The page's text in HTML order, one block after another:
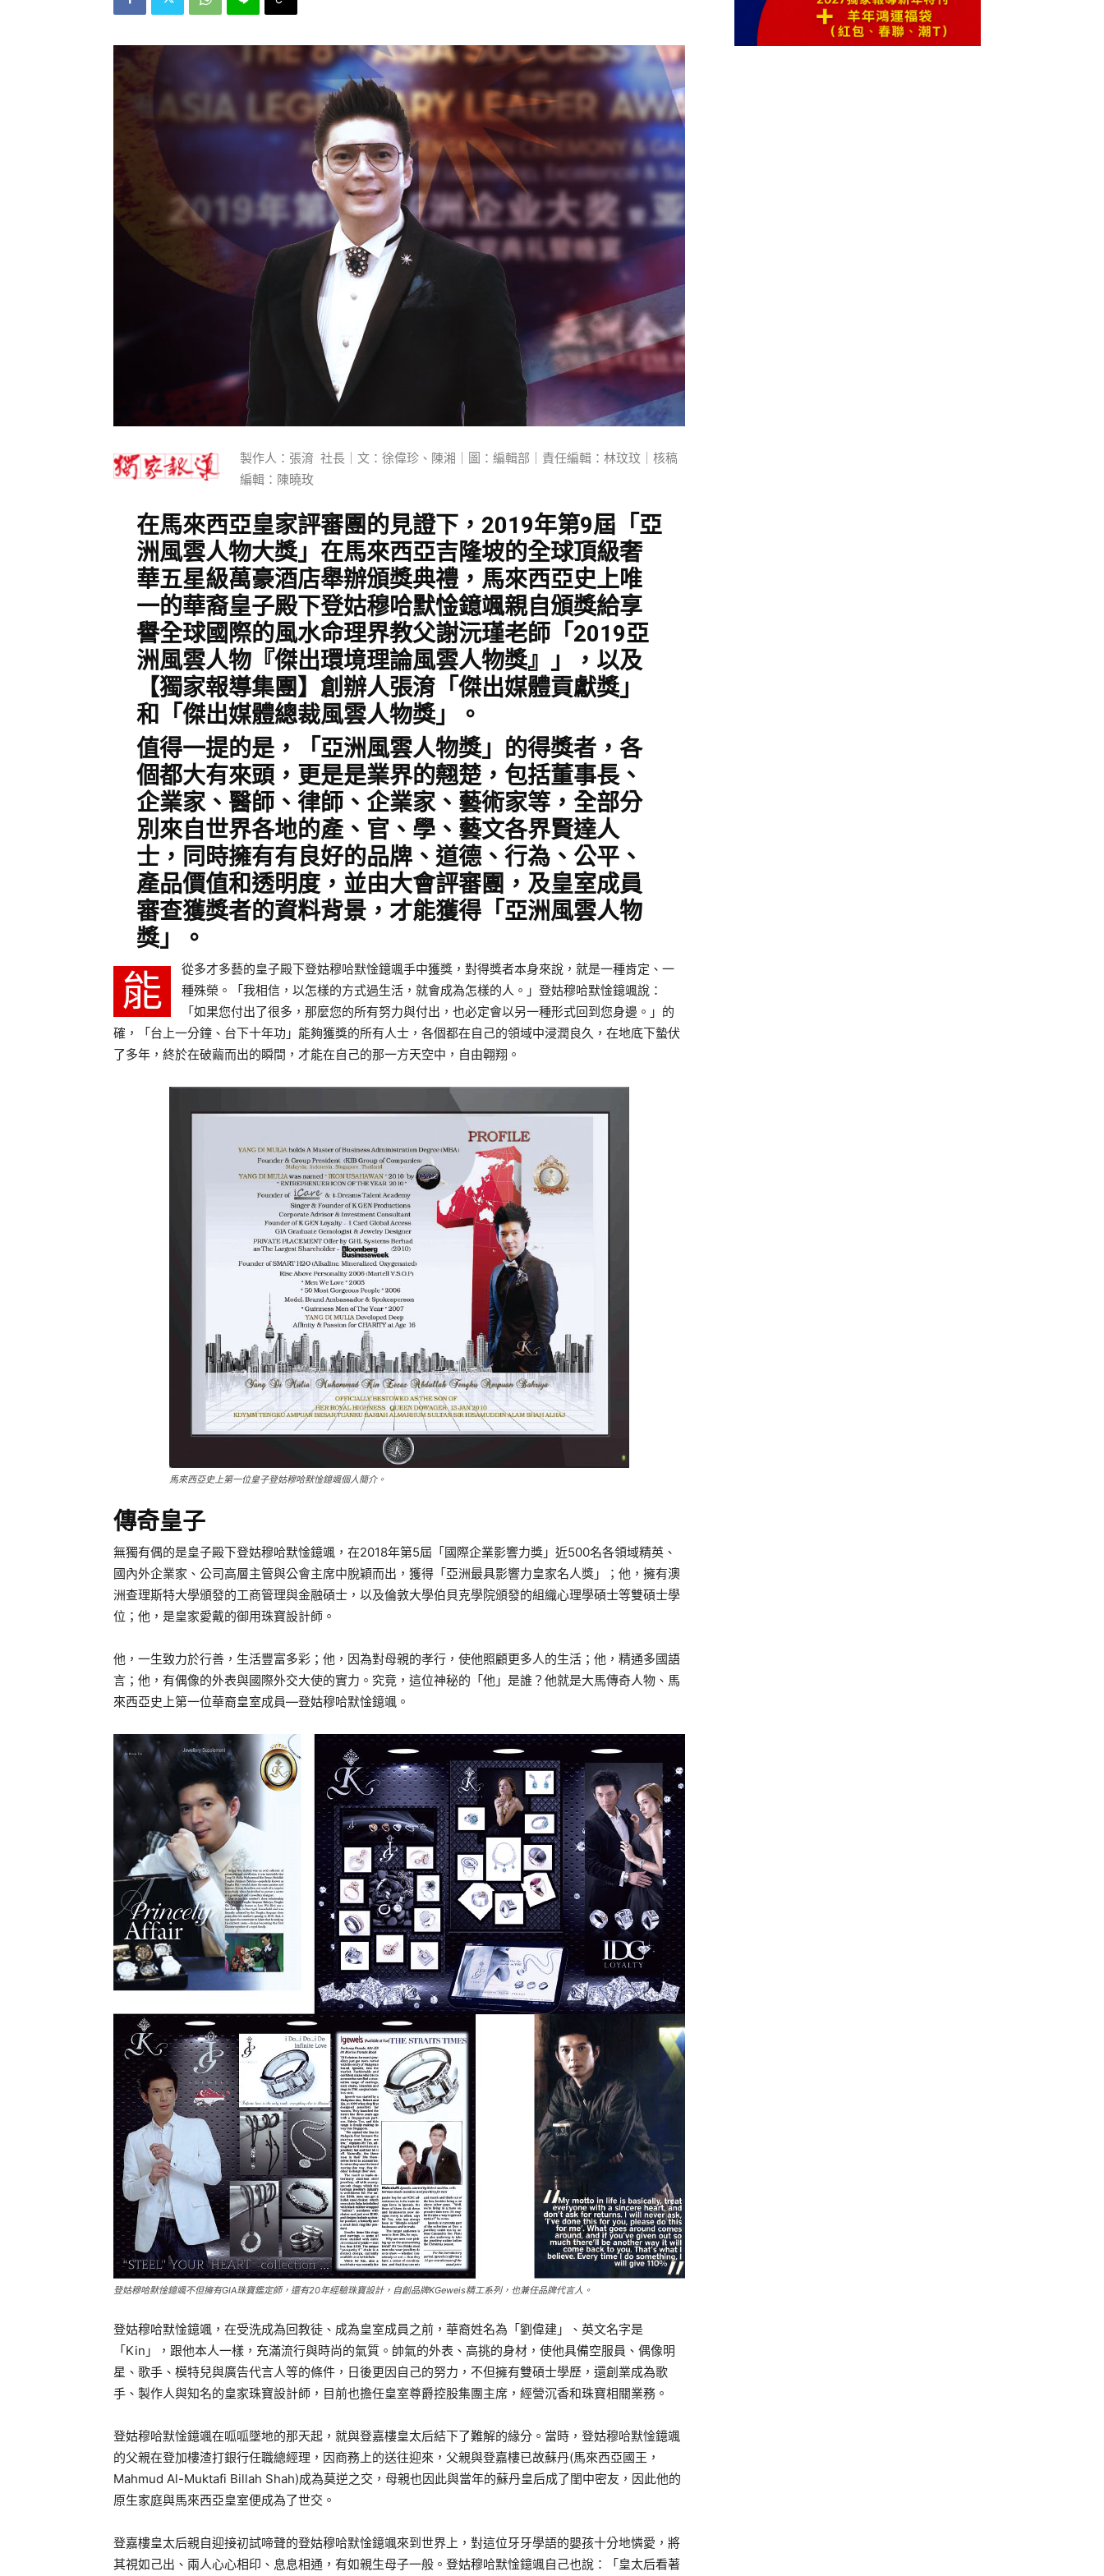
製作人：張淯 社長｜文：徐偉珍、陳湘｜圖：編輯部｜責任編輯：林玟玟｜核稿
編輯：陳曉玫
在馬來西亞皇家評審團的見證下，2019年第9屆「亞
洲風雲人物大獎」在馬來西亞吉隆坡的全球頂級奢
華五星級萬豪酒店舉辦頒獎典禮，馬來西亞史上唯
一的華裔皇子殿下登姑穆哈默惍鐿颯親自頒獎給享
譽全球國際的風水命理界教父謝沅瑾老師「2019亞
洲風雲人物『傑出環境理論風雲人物獎』」，以及
【獨家報導集團】創辦人張淯「傑出媒體貢獻獎」
和「傑出媒體總裁風雲人物獎」。
值得一提的是，「亞洲風雲人物獎」的得獎者，各
個都大有來頭，更是是業界的翹楚，包括董事長、
企業家、醫師、律師、企業家、藝術家等，全部分
別來自世界各地的產、官、學、藝文各界賢達人
士，同時擁有有良好的品牌、道德、行為、公平、
產品價值和透明度，並由大會評審團，及皇室成員
審查獲獎者的資料背景，才能獲得「亞洲風雲人物
獎」。
能
從多才多藝的皇子殿下登姑穆哈默惍鐿颯手中獲獎，對得獎者本身來說，就是一種肯定、一
種殊榮。「我相信，以怎樣的方式過生活，就會成為怎樣的人。」登姑穆哈默惍鐿颯說：
「如果您付出了很多，那麼您的所有努力與付出，也必定會以另一種形式回到您身邊。」的
確，「台上一分鐘、台下十年功」能夠獲獎的所有人士，各個都在自己的領域中浸潤良久，在地底下蟄伏
了多年，終於在破繭而出的瞬間，才能在自己的那一方天空中，自由翱翔。
馬來西亞史上第一位皇子登姑穆哈默惍鐿颯個人簡介。
傳奇皇子
無獨有偶的是皇子殿下登姑穆哈默惍鐿颯，在2018年第5屆「國際企業影響力獎」近500名各領域精英、
國內外企業家、公司高層主管與公會主席中脫穎而出，獲得「亞洲最具影響力皇家名人獎」；他，擁有澳
洲查理斯特大學頒發的工商管理與金融碩士，以及倫敦大學伯貝克學院頒發的組織心理學碩士等雙碩士學
位；他，是皇家愛戴的御用珠寶設計師。
他，一生致力於行善，生活豐富多彩；他，因為對母親的孝行，使他照顧更多人的生活；他，精通多國語
言；他，有偶像的外表與國際外交大使的實力。究竟，這位神秘的「他」是誰？他就是大馬傳奇人物、馬
來西亞史上第一位華裔皇室成員—登姑穆哈默惍鐿颯。
登姑穆哈默惍鐿颯不但擁有GIA珠寶鑑定師，還有20年經驗珠寶設計，自創品牌KGeweis精工系列，也兼任品牌代言人。
登姑穆哈默惍鐿颯，在受洗成為回教徒、成為皇室成員之前，華裔姓名為「劉偉建」、英文名字是
「Kin」，跟他本人一樣，充滿流行與時尚的氣質。帥氣的外表、高挑的身材，使他具備空服員、偶像明
星、歌手、模特兒與廣告代言人等的條件，日後更因自己的努力，不但擁有雙碩士學歷，還創業成為歌
手、製作人與知名的皇家珠寶設計師，目前也擔任皇室尊爵控股集團主席，經營沉香和珠寶相關業務。
登姑穆哈默惍鐿颯在呱呱墜地的那天起，就與登嘉樓皇太后結下了難解的緣分。當時，登姑穆哈默惍鐿颯
的父親在登加樓渣打銀行任職總經理，因商務上的送往迎來，父親與登嘉樓已故蘇丹(馬來西亞國王，
Mahmud Al-Muktafi Billah Shah)成為莫逆之交，母親也因此與當年的蘇丹皇后成了閨中密友，因此他的
原生家庭與馬來西亞皇室便成為了世交。
登嘉樓皇太后親自迎接初試啼聲的登姑穆哈默惍鐿颯來到世界上，對這位牙牙學語的嬰孩十分地憐愛，將
其視如己出、兩人心心相印、息息相通，有如親生母子一般。登姑穆哈默惍鐿颯自己也說：「皇太后看著